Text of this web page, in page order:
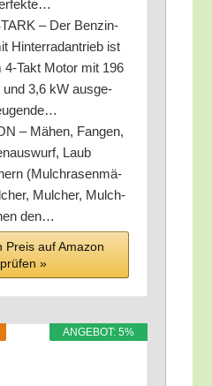
– Der Ben­zin­
Hin­ter­rad­an­trieb ist
Motor mit 196
und 3,6 kW aus­ge­
– Mähen, Fan­gen,
Laub
(Mulch­ra­sen­mä­
Mul­cher, Mulch­
den…
Preis auf Ama­zon
prü­fen »
ANGE­BOT: 5%